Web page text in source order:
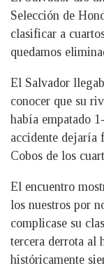
Selección de
clasificar a
quedamos
El Salvador
conocer que su
había empatado
accidente dejaría
Cobos de los
El encuentro
los nuestros por
complicase su
tercera derrota al
históricamente